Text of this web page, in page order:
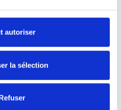
autoriser
la sélection